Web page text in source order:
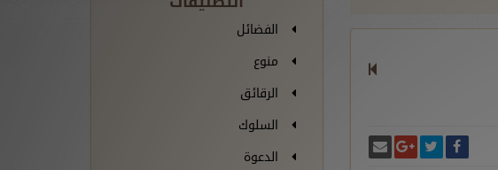
شارك على فيسبوك
انشر تغريدة
شارك على غوغل بلس
الفضائل
منوع
الرقائق
السلوك
الدعوة